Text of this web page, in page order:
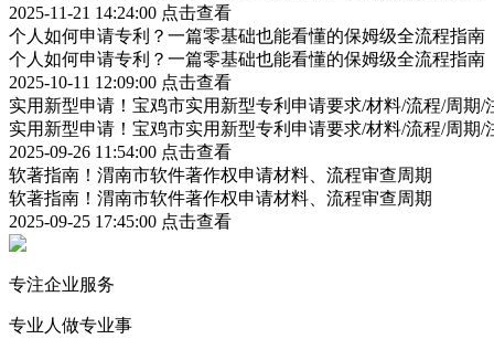
2025-11-21 14:24:00 点击查看
个人如何申请专利？一篇零基础也能看懂的保姆级全流程指南
个人如何申请专利？一篇零基础也能看懂的保姆级全流程指南
2025-10-11 12:09:00 点击查看
实用新型申请！宝鸡市实用新型专利申请要求/材料/流程/周期/
实用新型申请！宝鸡市实用新型专利申请要求/材料/流程/周期/
2025-09-26 11:54:00 点击查看
软著指南！渭南市软件著作权申请材料、流程审查周期
软著指南！渭南市软件著作权申请材料、流程审查周期
2025-09-25 17:45:00 点击查看
专注企业服务
专业人做专业事